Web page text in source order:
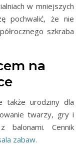
w mniejszych
pochwalić, że nie
szkraba
na
także urodziny dla
twarzy, gry i
balonami. Cennik
zabaw.